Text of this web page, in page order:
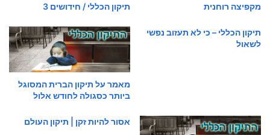
מקפיצה רוחנית תיקון הכללי / חידושים 3
תיקון הכללי – כי לא תעזוב נפשי
לשאול
מאמר על תיקון הברית המסוגל
ביותר כסגולה לחודש אלול
אסור להיות זקן | תיקון העולם